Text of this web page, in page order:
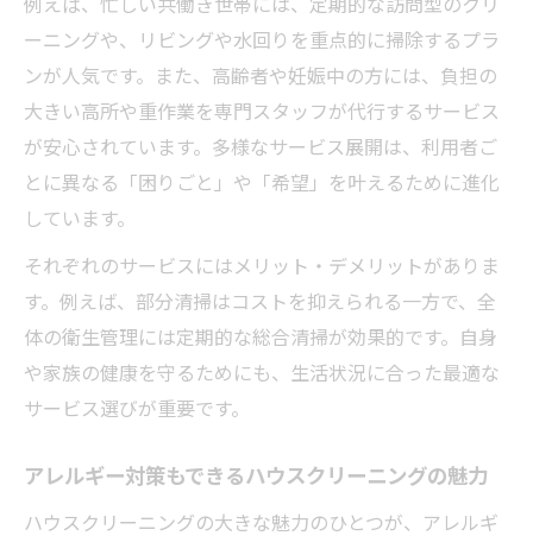
ーニングや、リビングや水回りを重点的に掃除するプラ
ンが人気です。また、高齢者や妊娠中の方には、負担の
大きい高所や重作業を専門スタッフが代行するサービス
が安心されています。多様なサービス展開は、利用者ご
とに異なる「困りごと」や「希望」を叶えるために進化
しています。
それぞれのサービスにはメリット・デメリットがありま
す。例えば、部分清掃はコストを抑えられる一方で、全
体の衛生管理には定期的な総合清掃が効果的です。自身
や家族の健康を守るためにも、生活状況に合った最適な
サービス選びが重要です。
アレルギー対策もできるハウスクリーニングの魅力
ハウスクリーニングの大きな魅力のひとつが、アレルギ